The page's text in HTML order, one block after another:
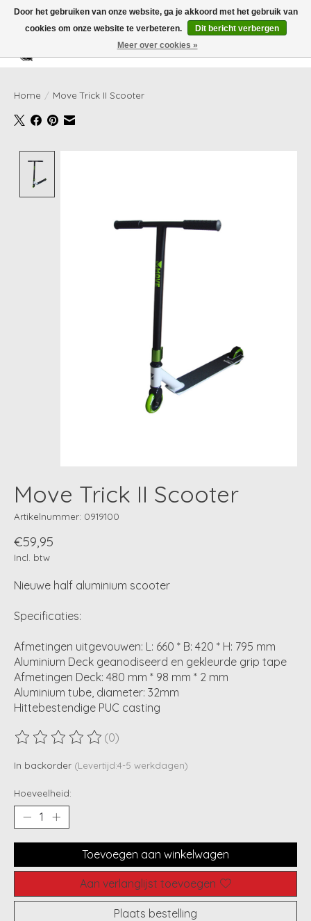
Verlanglijst
Home / Move Trick II Scooter
Move Trick II Scooter
Artikelnummer: 0919100
€59,95
Incl. btw
Nieuwe half aluminium scooter
Specificaties:
Afmetingen uitgevouwen: L: 660 * B: 420 * H: 795 mm
Aluminium Deck geanodiseerd en gekleurde grip tape
Afmetingen Deck: 480 mm * 98 mm * 2 mm
Aluminium tube, diameter: 32mm
Hittebestendige PUC casting
De beoordeling van dit product is
(0)
In backorder (Levertijd:4-5 werkdagen)
Hoeveelheid:
Toevoegen aan winkelwagen
Aan verlanglijst toevoegen
Plaats bestelling
Door het gebruiken van onze website, ga je akkoord met het gebruik van
cookies om onze website te verbeteren.
Dit bericht verbergen
Meer over cookies »